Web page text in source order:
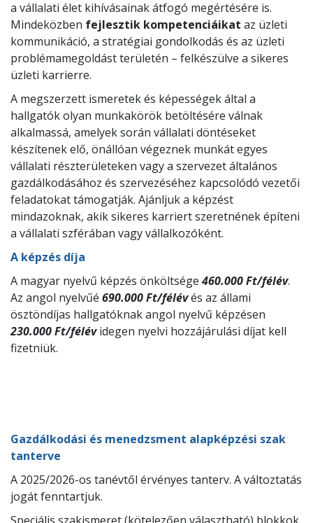
a vállalati élet kihívásainak átfogó megértésére is.
Mindeközben fejlesztik kompetenciáikat az üzleti
kommunikáció, a stratégiai gondolkodás és az üzleti
problémamegoldást területén – felkészülve a sikeres
üzleti karrierre.
A megszerzett ismeretek és képességek által a
hallgatók olyan munkakörök betöltésére válnak
alkalmassá, amelyek során vállalati döntéseket
készítenek elő, önállóan végeznek munkát egyes
vállalati részterületeken vagy a szervezet általános
gazdálkodásához és szervezéséhez kapcsolódó vezetői
feladatokat támogatják. Ajánljuk a képzést
mindazoknak, akik sikeres karriert szeretnének építeni
a vállalati szférában vagy vállalkozóként.
A képzés díja
A magyar nyelvű képzés önköltsége 460.000 Ft/félév.
Az angol nyelvűé 690.000 Ft/félévés az állami
ösztöndíjas hallgatóknak angol nyelvű képzésen
230.000 Ft/félévidegen nyelvi hozzájárulási díjat kell
fizetniük.
Gazdálkodási és menedzsment alapképzési szak
tanterve
A 2025/2026-os tanévtől érvényes tanterv. A változtatás
jogát fenntartjuk.